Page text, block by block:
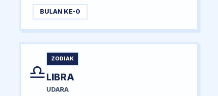
BULAN KE-0
♎
ZODIAK
LIBRA
UDARA